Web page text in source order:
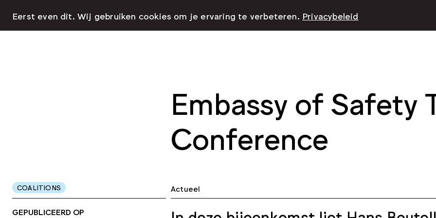
Embassy of Safety
Conference
COALITIONS
GEPUBLICEERD OP
Actueel
Eerst even dit. Wij gebruiken cookies om je ervaring te verbeteren. Privacybeleid